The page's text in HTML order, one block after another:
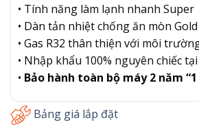
• Tính năng làm lạnh nhanh Super
• Dàn tản nhiệt chống ăn mòn Gold
• Gas R32 thân thiện với môi
• Nhập khẩu 100% nguyên chiếc
• Bảo hành toàn bộ máy 2 năm “1
Bảng giá lắp đặt